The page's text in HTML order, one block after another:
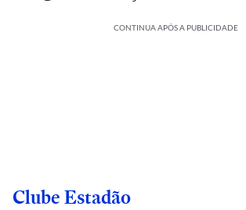
CONTINUA APÓS A PUBLICIDADE
Clube Estadão